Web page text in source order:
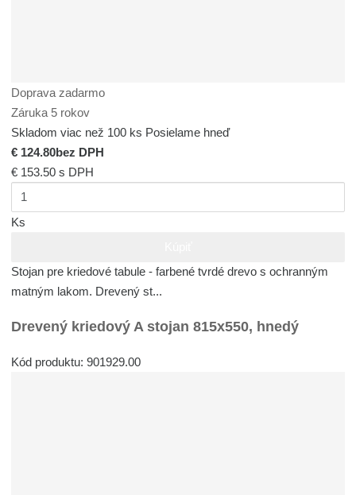
Doprava zadarmo
Záruka 5 rokov
Skladom viac než 100 ks Posielame hneď
€ 124.80bez DPH
€ 153.50s DPH
Ks
Stojan pre kriedové tabule - farbené tvrdé drevo s ochranným
matným lakom. Drevený st...
Drevený kriedový A stojan 815x550, hnedý
Kód produktu: 901929.00